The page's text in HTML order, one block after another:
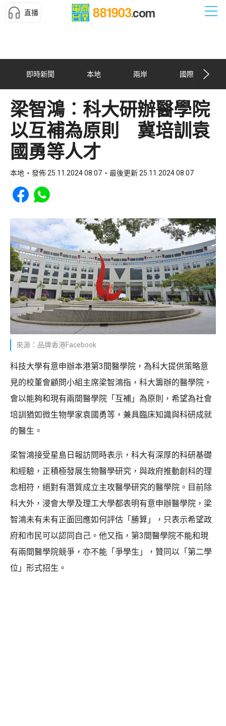
直播
即時新聞 本地 兩岸 國際
梁智鴻︰科大研辦醫學院
以互補為原則 冀培訓袁
國勇等人才
本地 發佈 25.11.2024 08:07 最後更新 25.11.2024 08:07
Share to Facebook
Share to WhatsApp
來源：品牌香港Facebook
科技大學有意申辦本港第3間醫學院，為科大提供策略意
見的校董會顧問小組主席梁智鴻指，科大籌辦的醫學院，
會以能夠和現有兩間醫學院「互補」為原則，希望為社會
培訓猶如微生物學家袁國勇等，兼具臨床知識與科研成就
的醫生。
梁智鴻接受星島日報訪問時表示，科大有深厚的科研基礎
和經驗，正積極發展生物醫學研究，與政府推動創科的理
念相符，絕對有潛質成立主攻醫學研究的醫學院。目前除
科大外，浸會大學及理工大學都表明有意申辦醫學院，梁
智鴻未有未有正面回應如何評估「勝算」，只表示希望政
府和市民可以認同自己。他又指，第3間醫學院不能和現
有兩間醫學院競爭，亦不能「爭學生」，贊同以「第二學
位」形式招生。